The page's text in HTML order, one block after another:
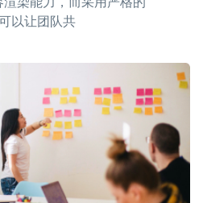
以让团队共